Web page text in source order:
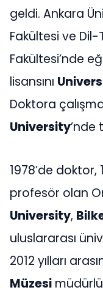
geldi. Ankara
Fakültesi ve
Fakültesi’nde
lisansını
Doktora
University’nde
1978’de doktor,
profesör olan
University,
uluslararası
2012 yılları
Müzesi